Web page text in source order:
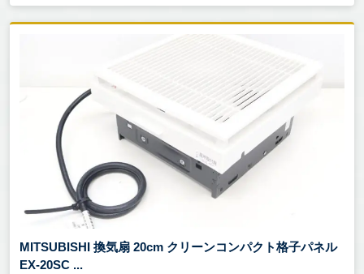
MITSUBISHI 換気扇 20cm クリーンコンパクト格子パネル
EX-20SC ...